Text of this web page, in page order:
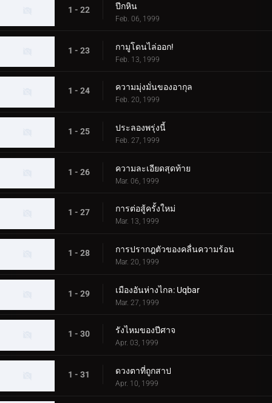
1 - 22 ปีกหิน
Feb. 06, 1999
1 - 23 กามูโดนไล่ออก!
Feb. 13, 1999
1 - 24 ความมุ่งมั่นของอากุล
Feb. 20, 1999
1 - 25 ประลองพรุ่งนี้
Feb. 27, 1999
1 - 26 ความละเอียดสุดท้าย
Mar. 06, 1999
1 - 27 การต่อสู้ครั้งใหม่
Mar. 13, 1999
1 - 28 การปรากฎตัวของคลื่นความร้อน
Mar. 20, 1999
1 - 29 เมืองอันห่างไกล: Uqbar
Mar. 27, 1999
1 - 30 รังไหมของปีศาจ
Apr. 03, 1999
1 - 31 ดวงตาที่ถูกสาป
Apr. 10, 1999